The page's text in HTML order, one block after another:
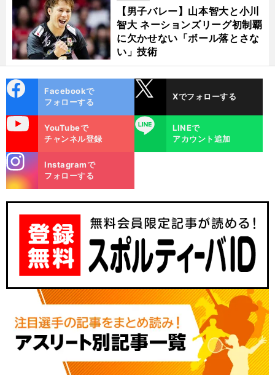
【男子バレー】山本智大と小川
智大 ネーションズリーグ初制覇
に欠かせない「ボール落とさな
い」技術
ok
Facebookで
フォローする
Xでフォローする
YouTubeで
チャンネル登録
LINE
LINEで
アカウント追加
m
Instagramで
フォローする